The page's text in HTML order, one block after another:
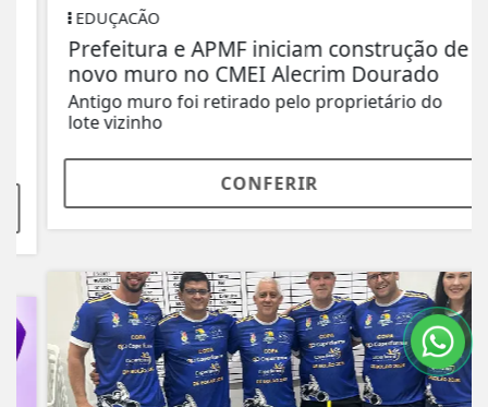
EDUÇACÃO
Prefeitura e APMF iniciam construção de
novo muro no CMEI Alecrim Dourado
Antigo muro foi retirado pelo proprietário do
lote vizinho
CONFERIR